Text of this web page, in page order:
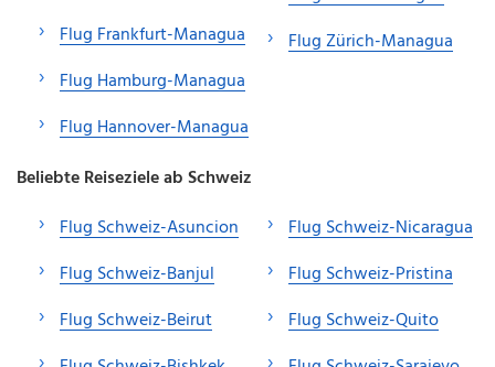
Flug Frankfurt-Managua
Flug Hamburg-Managua
Flug Hannover-Managua
Flug Zürich-Managua
Beliebte Reiseziele ab Schweiz
Flug Schweiz-Asuncion
Flug Schweiz-Banjul
Flug Schweiz-Beirut
Flug Schweiz-Nicaragua
Flug Schweiz-Pristina
Flug Schweiz-Quito